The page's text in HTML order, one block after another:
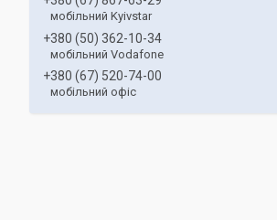
мобільний Kyivstar
+380 (50) 362-10-34
мобільний Vodafone
+380 (67) 520-74-00
мобільний офіс